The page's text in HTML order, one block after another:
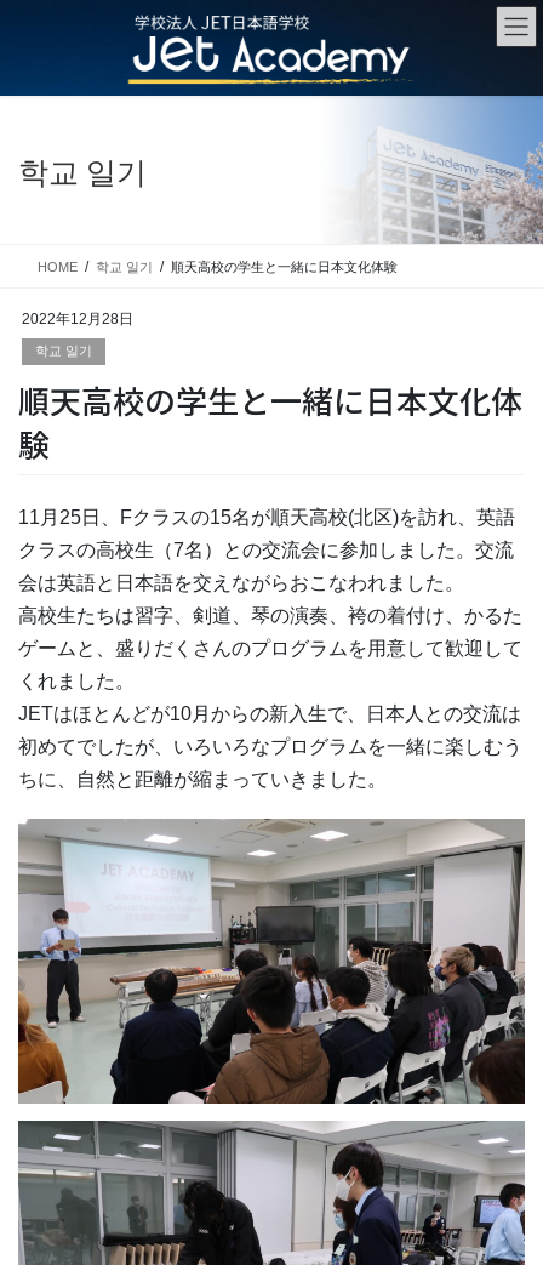
학교 일기
HOME 학교 일기 順天高校の学生と一緒に日本文化体験
2022年12月28日
학교 일기
順天高校の学生と一緒に日本文化体
験
11月25日、Fクラスの15名が順天高校(北区)を訪れ、英語
クラスの高校生（7名）との交流会に参加しました。交流
会は英語と日本語を交えながらおこなわれました。
高校生たちは習字、剣道、琴の演奏、袴の着付け、かるた
ゲームと、盛りだくさんのプログラムを用意して歓迎して
くれました。
JETはほとんどが10月からの新入生で、日本人との交流は
初めてでしたが、いろいろなプログラムを一緒に楽しむう
ちに、自然と距離が縮まっていきました。